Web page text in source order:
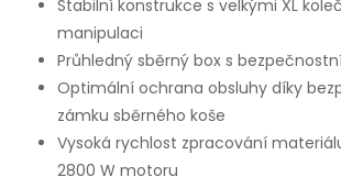
Stabilní konstrukce s velkými XL
manipulaci
Průhledný sběrný box s
Optimální ochrana obsluhy díky
zámku sběrného koše
Vysoká rychlost zpracování
2800 W motoru